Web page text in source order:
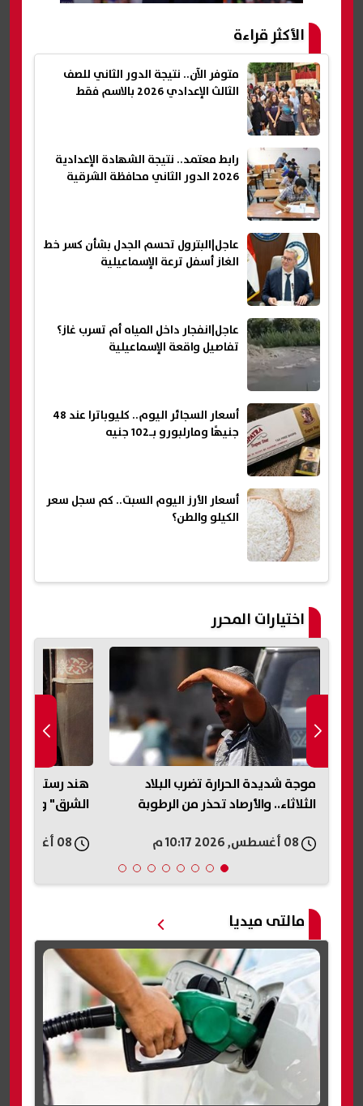
الأكثر قراءة
متوفر الآن.. نتيجة الدور الثاني للصف
الثالث الإعدادي 2026 بالاسم فقط
رابط معتمد.. نتيجة الشهادة الإعدادية
2026 الدور الثاني محافظة الشرقية
عاجل|البترول تحسم الجدل بشأن كسر خط
الغاز أسفل ترعة الإسماعيلية
عاجل|انفجار داخل المياه أم تسرب غاز؟
تفاصيل واقعة الإسماعيلية
أسعار السجائر اليوم.. كليوباترا عند 48
جنيهًا ومارلبورو بـ102 جنيه
أسعار الأرز اليوم السبت.. كم سجل سعر
الكيلو والطن؟
اختيارات المحرر
هند رستم.. أسرار رحلة "مارلين مونرو
الشرق" وقرار الاعتزال
«ابتزاز باسم
يكشف تفاصيل
مالتى ميديا